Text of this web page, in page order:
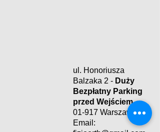
ul. Honoriusza
Balzaka 2 - Duży
Bezpłatny Parking
przed Wejściem
01-917 Warszawa
Email: